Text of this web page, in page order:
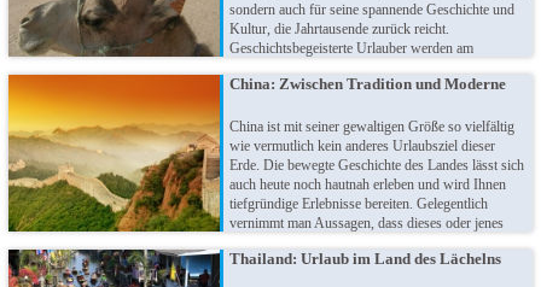
sondern auch für seine spannende Geschichte und
Kultur, die Jahrtausende zurück reicht.
Geschichtsbegeisterte Urlauber werden am
und auch die vielmals ausgezeichnete Architektur
Mittelmeer!
China: Zwischen Tradition und Moderne
China ist mit seiner gewaltigen Größe so vielfältig
wie vermutlich kein anderes Urlaubsziel dieser
Erde. Die bewegte Geschichte des Landes lässt sich
auch heute noch hautnah erleben und wird Ihnen
tiefgründige Erlebnisse bereiten. Gelegentlich
vernimmt man Aussagen, dass dieses oder jenes
erstaunt sein, wie abwechslungsreich die Natur und
Thailand: Urlaub im Land des Lächelns